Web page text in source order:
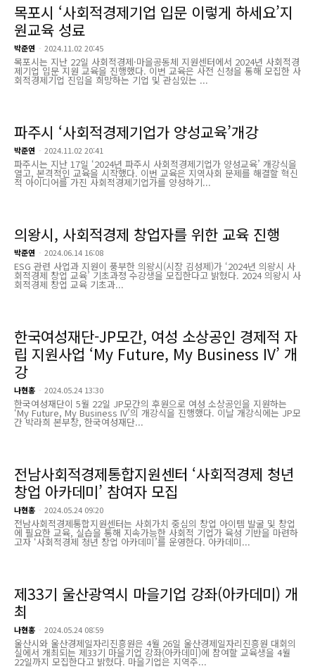
목포시 ‘사회적경제기업 입문 이렇게 하세요’지
원교육 성료
박준연 - 2024.11.02 20:45
목포시는 지난 22일 사회적경제·마을공동체 지원센터에서 2024년 사회적경
제기업 입문 지원 교육을 진행했다. 이번 교육은 사전 신청을 통해 모집한 사
회적경제기업 진입을 희망하는 기업 및 관심있는 ...
파주시 ‘사회적경제기업가 양성교육’개강
박준연 - 2024.11.02 20:41
파주시는 지난 17일 ‘2024년 파주시 사회적경제기업가 양성교육’ 개강식을
열고, 본격적인 교육을 시작했다. 이번 교육은 지역사회 문제를 해결할 혁신
적 아이디어를 가진 사회적경제기업가를 양성하기...
의왕시, 사회적경제 창업자를 위한 교육 진행
박준연 - 2024.06.14 16:08
ESG 관련 사업과 지원이 풍부한 의왕시(시장 김성제)가 ‘2024년 의왕시 사
회적경제 창업 교육’ 기초과정 수강생을 모집한다고 밝혔다. 2024 의왕시 사
회적경제 창업 교육 기초과...
한국여성재단-JP모간, 여성 소상공인 경제적 자
립 지원사업 ‘My Future, My Business IV’ 개
강
나현홍 - 2024.05.24 13:30
한국여성재단이 5월 22일 JP모간의 후원으로 여성 소상공인을 지원하는
‘My Future, My Business IV’의 개강식을 진행했다. 이날 개강식에는 JP모
간 박라희 본부장, 한국여성재단...
전남사회적경제통합지원센터 ‘사회적경제 청년
창업 아카데미’ 참여자 모집
나현홍 - 2024.05.24 09:20
전남사회적경제통합지원센터는 사회가치 중심의 창업 아이템 발굴 및 창업
에 필요한 교육, 실습을 통해 지속가능한 사회적 기업가 육성 기반을 마련하
고자 ‘사회적경제 청년 창업 아카데미’를 운영한다. 아카데미...
제33기 울산광역시 마을기업 강좌(아카데미) 개
최
나현홍 - 2024.05.24 08:59
울산시와 울산경제일자리진흥원은 4월 26일 울산경제일자리진흥원 대회의
실에서 개최되는 제33기 마을기업 강좌(아카데미)에 참여할 교육생을 4월
22일까지 모집한다고 밝혔다. 마을기업은 지역주...